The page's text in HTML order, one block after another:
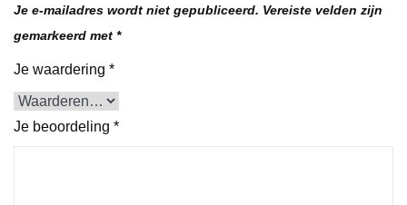
Je e-mailadres wordt niet gepubliceerd. Vereiste velden zijn
gemarkeerd met *
Je waardering *
Je beoordeling *